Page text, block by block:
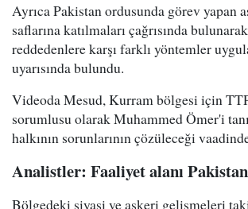
Ayrıca Pakistan ordusunda görev yapan
saflarına katılmaları çağrısında
reddedenlere karşı farklı yöntemler
uyarısında bulundu.
Videoda Mesud, Kurram bölgesi için
sorumlusu olarak Muhammed Ömer'i
halkının sorunlarının çözüleceği
Analistler: Faaliyet alanı Pakistan
Bölgedeki siyasi ve askeri gelişmeleri